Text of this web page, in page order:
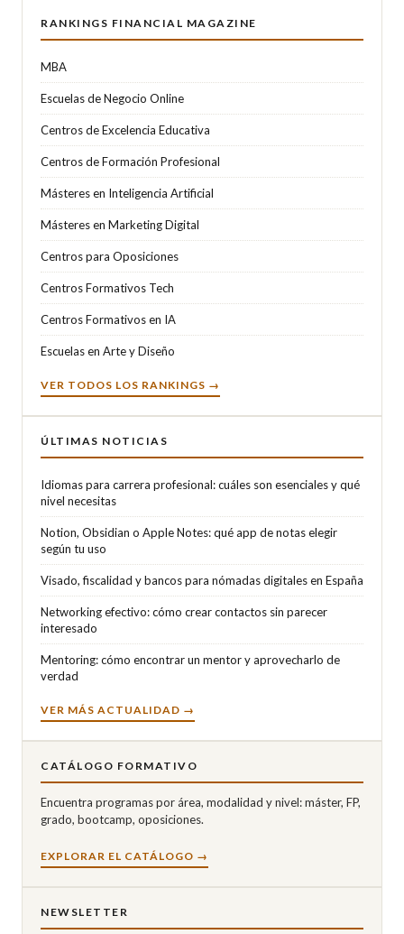
RANKINGS FINANCIAL MAGAZINE
MBA
Escuelas de Negocio Online
Centros de Excelencia Educativa
Centros de Formación Profesional
Másteres en Inteligencia Artificial
Másteres en Marketing Digital
Centros para Oposiciones
Centros Formativos Tech
Centros Formativos en IA
Escuelas en Arte y Diseño
VER TODOS LOS RANKINGS →
ÚLTIMAS NOTICIAS
Idiomas para carrera profesional: cuáles son esenciales y qué
nivel necesitas
Notion, Obsidian o Apple Notes: qué app de notas elegir
según tu uso
Visado, fiscalidad y bancos para nómadas digitales en España
Networking efectivo: cómo crear contactos sin parecer
interesado
Mentoring: cómo encontrar un mentor y aprovecharlo de
verdad
VER MÁS ACTUALIDAD →
CATÁLOGO FORMATIVO
Encuentra programas por área, modalidad y nivel: máster, FP,
grado, bootcamp, oposiciones.
EXPLORAR EL CATÁLOGO →
NEWSLETTER